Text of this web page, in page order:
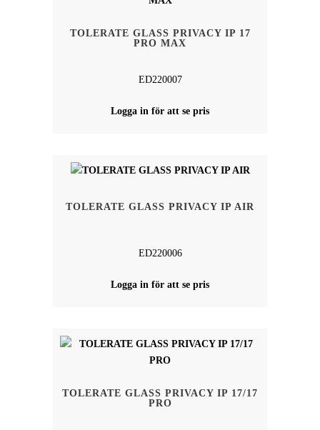
TOLERATE GLASS PRIVACY IP 17
PRO MAX
‌ED220007
Logga in för att se pris
TOLERATE GLASS PRIVACY IP AIR
‌ED220006
Logga in för att se pris
TOLERATE GLASS PRIVACY IP 17/17
PRO